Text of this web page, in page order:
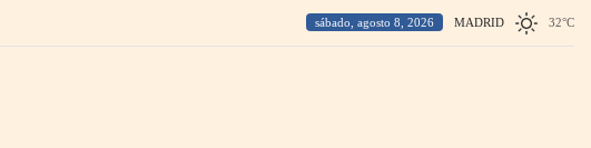
sábado, agosto 8, 2026 MADRID 32°C